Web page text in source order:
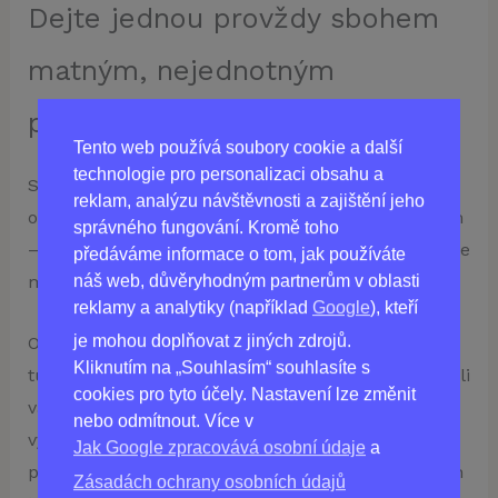
Tento web používá soubory cookie a další
technologie pro personalizaci obsahu a
reklam, analýzu návštěvnosti a zajištění jeho
správného fungování. Kromě toho
předáváme informace o tom, jak používáte
náš web, důvěryhodným partnerům v oblasti
reklamy a analytiky (například Google), kteří
je mohou doplňovat z jiných zdrojů.
Kliknutím na „Souhlasím“ souhlasíte s
cookies pro tyto účely. Nastavení lze změnit
nebo odmítnout. Více v
Jak Google zpracovává osobní údaje a
Zásadách ochrany osobních údajů
Dejte jednou provždy sbohem
matným, nejednotným
pigmentovým skvrnám!
S depigmentačním krémem Lumos nemusí být
obnovení rovnoměrné pigmentace dlouhým bojem
– naše složení působí rychle a předvídatelně, takže
můžete sebevědomě slavit krásnou pleť!
Odhalte krásnou pleť s přístrojem Lumos! Jsme
tu, abychom revolučně změnili vaši pleť a umožnili
vám dosáhnout přirozeného lesku. Naše výrobky
využívají ty nejlepší kosmetické produkty bez
parabenů, silikonů, minerálních olejů, syntetických